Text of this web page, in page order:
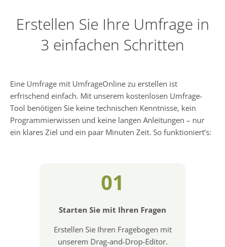
Erstellen Sie Ihre Umfrage in
3 einfachen Schritten
Eine Umfrage mit UmfrageOnline zu erstellen ist
erfrischend einfach. Mit unserem kostenlosen Umfrage-
Tool benötigen Sie keine technischen Kenntnisse, kein
Programmierwissen und keine langen Anleitungen – nur
ein klares Ziel und ein paar Minuten Zeit. So funktioniert’s:
01
Starten Sie mit Ihren Fragen
Erstellen Sie Ihren Fragebogen mit
unserem Drag-and-Drop-Editor.